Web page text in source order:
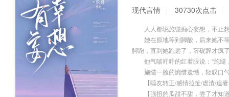
现代言情 30730次点击
人人都说施缱痴心妄想，不止
她在原地等到脚酸，后来她不等
脚跑，直到她跑远了，薛砚辞才疯
他气喘吁吁的红着眼说：“施缱
施缱一脸的惋惜遗憾，轻叹口气
【睡友转正/感情拉扯/虐渣/追
【强扭的瓜甜不甜，尝了才知